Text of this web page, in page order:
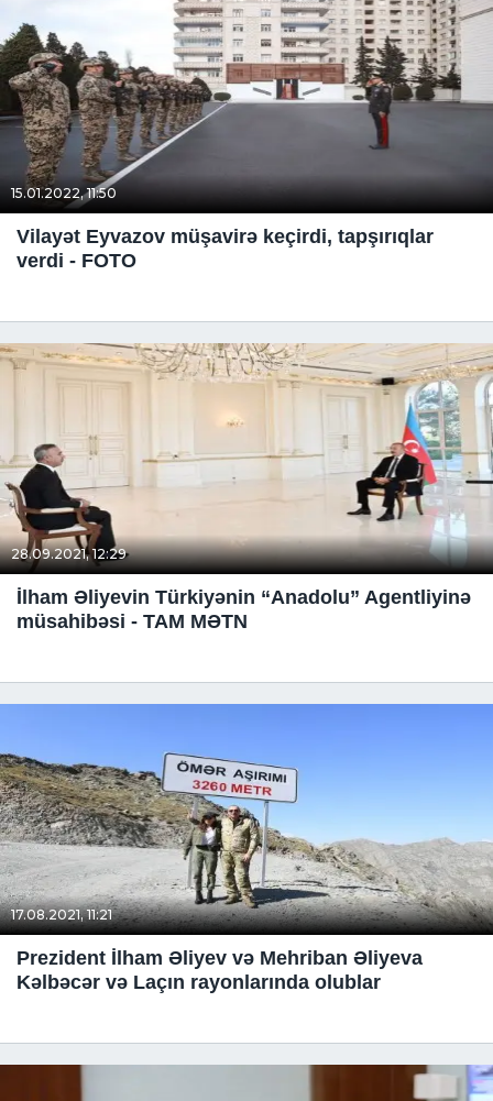
15.01.2022, 11:50
Vilayət Eyvazov müşavirə keçirdi, tapşırıqlar
verdi - FOTO
28.09.2021, 12:29
İlham Əliyevin Türkiyənin “Anadolu” Agentliyinə
müsahibəsi - TAM MƏTN
17.08.2021, 11:21
Prezident İlham Əliyev və Mehriban Əliyeva
Kəlbəcər və Laçın rayonlarında olublar